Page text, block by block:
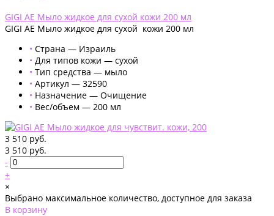
GIGI AE Мыло жидкое для сухой кожи 200 мл
GIGI AE Мыло жидкое для сухой кожи 200 мл
• Страна — Израиль
• Для типов кожи — сухой
• Тип средства — мыло
• Артикул — 32590
• Назначение — Очищение
• Вес/объем — 200 мл
3 510 руб.
3 510 руб.
-
+
×
Выбрано максимальное количество, доступное для заказа
В корзину